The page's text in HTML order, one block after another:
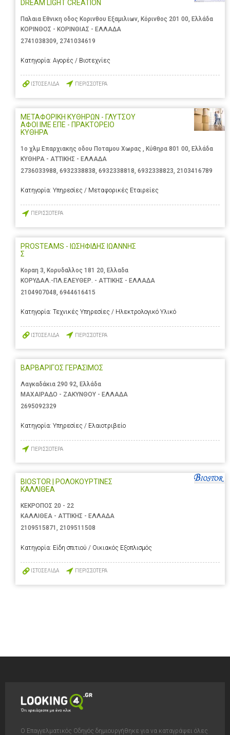
DREAM LIGHT CREATION
Παλαια Εθνικη οδος Κορινθου Εξαμιλιων, Κόρινθος 201 00, Ελλάδα
ΚΟΡΙΝΘΟΣ - ΚΟΡΙΝΘΙΑΣ - ΕΛΛΑΔΑ
2741038309, 2741034619
Κατηγορία: Αγορές / Βιοτεχνίες
ΙΣΤΟΣΕΛΙΔΑ ΠΕΡΙΣΣΟΤΕΡΑ
ΜΕΤΑΦΟΡΙΚΗ ΚΥΘΗΡΩΝ - ΓΛΥΤΣΟΥ
ΑΦΟΙ ΙΜΕ ΕΠΕ - ΠΡΑΚΤΟΡΕΙΟ
ΚΥΘΗΡΑ
1ο χλμ Επαρχιακης οδου Ποταμου Χωρας , Κύθηρα 801 00, Ελλάδα
ΚΥΘΗΡΑ - ΑΤΤΙΚΗΣ - ΕΛΛΑΔΑ
2736033988 6932338838 6932338818 6932338823 2103416789
Κατηγορία: Υπηρεσίες / Μεταφορικές Εταιρείες
ΠΕΡΙΣΣΟΤΕΡΑ
PROSTEAMS - ΙΩΣΗΦΙΔΗΣ ΙΩΑΝΝΗΣ
Σ
Κοραη 3, Κορυδαλλος 181 20, Ελλαδα
ΚΟΡΥΔΑΛ.-ΠΛ.ΕΛΕΥΘΕΡ. - ΑΤΤΙΚΗΣ - ΕΛΛΑΔΑ
2104907048, 6944616415
Κατηγορία: Τεχνικές Υπηρεσίες / Ηλεκτρολογικό Υλικό
ΙΣΤΟΣΕΛΙΔΑ ΠΕΡΙΣΣΟΤΕΡΑ
ΒΑΡΒΑΡΙΓΟΣ ΓΕΡΑΣΙΜΟΣ
Λαγκαδάκια 290 92, Ελλάδα
ΜΑΧΑΙΡΑΔΟ - ΖΑΚΥΝΘΟΥ - ΕΛΛΑΔΑ
2695092329
Κατηγορία: Υπηρεσίες / Ελαιοτριβείο
ΠΕΡΙΣΣΟΤΕΡΑ
BIOSTOR | ΡΟΛΟΚΟΥΡΤΙΝΕΣ
ΚΑΛΛΙΘΕΑ
ΚΕΚΡΟΠΟΣ 20 - 22
ΚΑΛΛΙΘΕΑ - ΑΤΤΙΚΗΣ - ΕΛΛΑΔΑ
2109515871 , 2109511508
Κατηγορία: Είδη σπιτιού / Οικιακός Εξοπλισμός
ΙΣΤΟΣΕΛΙΔΑ ΠΕΡΙΣΣΟΤΕΡΑ
Ο Επαγγελματικός Οδηγός δημιουργήθηκε για να καταγράψει όλες